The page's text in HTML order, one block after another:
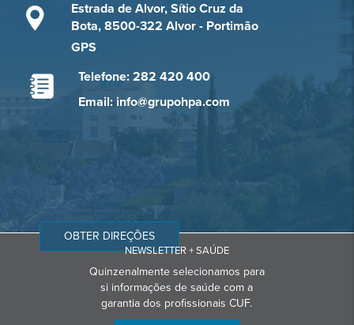
Estrada de Alvor, Sítio Cruz da
Bota, 8500-322 Alvor - Portimão
GPS
Telefone: 282 420 400
Email: info@grupohpa.com
OBTER DIREÇÕES
NEWSLETTER + SAÚDE
Quinzenalmente selecionamos para
si informações de saúde com a
garantia dos profissionais CUF.